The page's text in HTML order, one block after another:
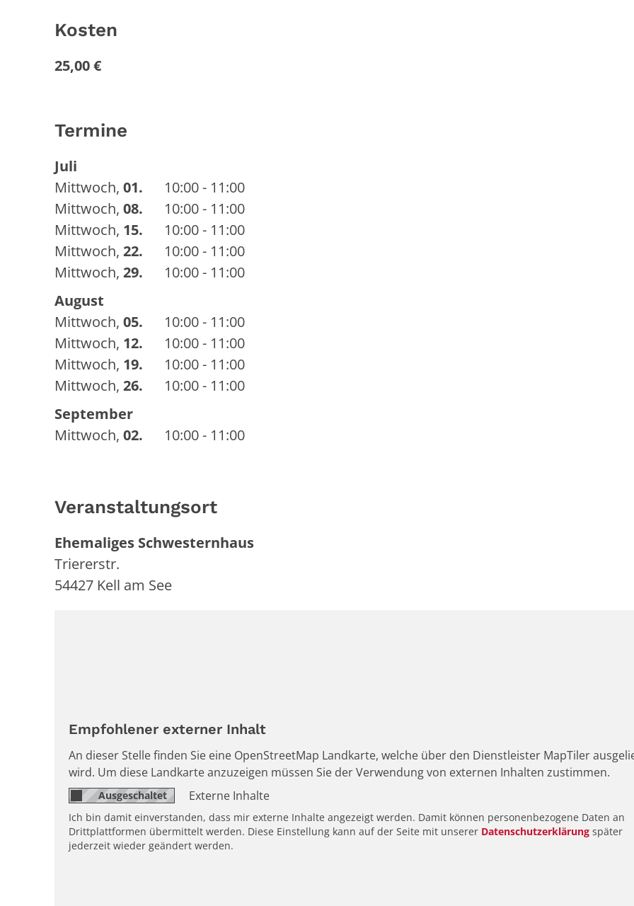
Kosten
25,00 €
Termine
Juli
Mittwoch, 01.
10:00 - 11:00
Mittwoch, 08.
10:00 - 11:00
Mittwoch, 15.
10:00 - 11:00
Mittwoch, 22.
10:00 - 11:00
Mittwoch, 29.
10:00 - 11:00
August
Mittwoch, 05.
10:00 - 11:00
Mittwoch, 12.
10:00 - 11:00
Mittwoch, 19.
10:00 - 11:00
Mittwoch, 26.
10:00 - 11:00
September
Mittwoch, 02. 10:00 - 11:00
Veranstaltungsort
Ehemaliges Schwesternhaus
Triererstr.
54427 Kell am See
Empfohlener externer Inhalt
An dieser Stelle finden Sie eine OpenStreetMap Landkarte, welche über den Dienstleister MapTiler
wird. Um diese Landkarte anzuzeigen müssen Sie der Verwendung von externen Inhalten zustimmen.
Externe Inhalte
Ich bin damit einverstanden, dass mir externe Inhalte angezeigt werden. Damit können personenbezogene Daten an
Drittplattformen übermittelt werden. Diese Einstellung kann auf der Seite mit unserer Datenschutzerklärung später
jederzeit wieder geändert werden.